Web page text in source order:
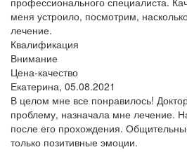
меня устроило, посмотрим,
лечение.
Квалификация
Внимание
Цена-качество
Екатерина, 05.08.2021
В целом мне все понравилось!
проблему, назначала мне лечение.
после его прохождения.
только позитивные эмоции.